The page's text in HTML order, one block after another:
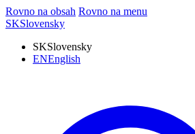
Rovno na obsah Rovno na menu
SKSlovensky
SKSlovensky
ENEnglish